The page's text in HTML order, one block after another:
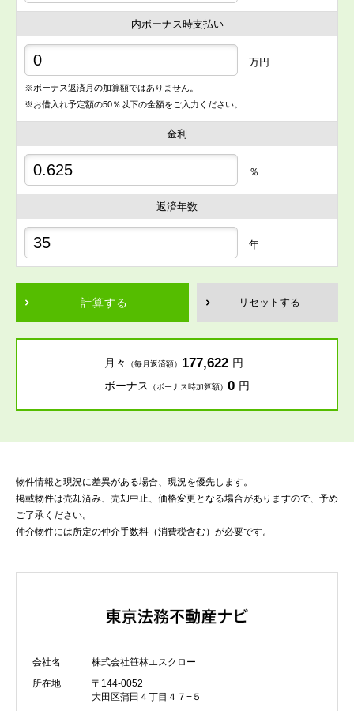
内ボーナス時支払い
万円
※ボーナス返済月の加算額ではありません。
※お借入れ予定額の50％以下の金額をご入力ください。
金利
％
返済年数
年
計算する リセットする
月々 （毎月返済額） 177,622 円
ボーナス
（ボーナス時加算額） 0 円
物件情報と現況に差異がある場合、現況を優先します。
掲載物件は売却済み、売却中止、価格変更となる場合がありますので、予め
ご了承ください。
仲介物件には所定の仲介手数料（消費税含む）が必要です。
会社名
株式会社笹林エスクロー
所在地
〒144-0052
大田区蒲田４丁目４７−５